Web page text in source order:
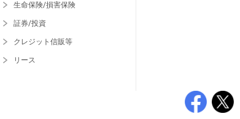
生命保険/損害保険
証券/投資
クレジット信販等
リース